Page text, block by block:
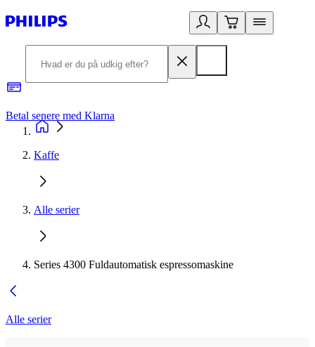
Betal senere med Klarna
Kaffe
Alle serier
Series 4300 Fuldautomatisk espressomaskine
Alle serier